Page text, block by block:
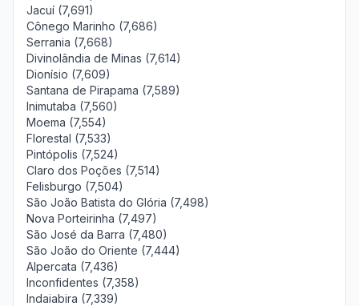
Jacuí (7,691)
Cônego Marinho (7,686)
Serrania (7,668)
Divinolândia de Minas (7,614)
Dionísio (7,609)
Santana de Pirapama (7,589)
Inimutaba (7,560)
Moema (7,554)
Florestal (7,533)
Pintópolis (7,524)
Claro dos Poções (7,514)
Felisburgo (7,504)
São João Batista do Glória (7,498)
Nova Porteirinha (7,497)
São José da Barra (7,480)
São João do Oriente (7,444)
Alpercata (7,436)
Inconfidentes (7,358)
Indaiabira (7,339)